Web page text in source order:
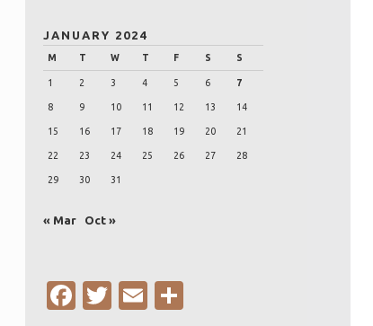
JANUARY 2024
M T W T F S S
1 2 3 4 5 6 7
8 9 10 11 12 13 14
15 16 17 18 19 20 21
22 23 24 25 26 27 28
29 30 31
« Mar Oct »
Fa T
E